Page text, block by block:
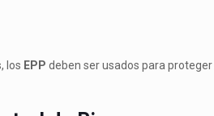
los EPP deben ser usados para